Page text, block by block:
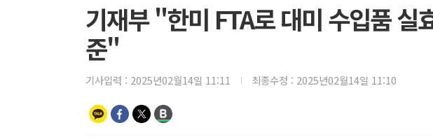
강원 중·남
李대통령,
'호우 특
주말 무더
기재부 "한미 FTA로 대미 수입품 실
준"
기사입력 : 2025년02월14일 11:11 최종수정 : 2025년02월14일 11:10